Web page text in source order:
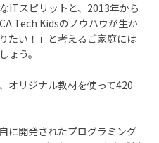
ITスピリットと、2013年から
Tech Kidsのノウハウが生か
たい！」と考えるご家庭には
ょう。
オリジナル教材を使って420
に開発されたプログラミング